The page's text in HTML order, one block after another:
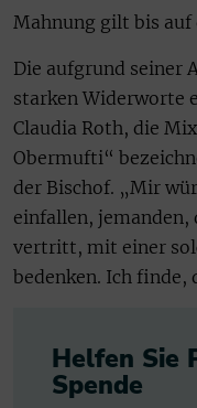
Mahnung gilt bis auf
Die aufgrund seiner
starken Widerworte
Claudia Roth, die
Obermufti“
der Bischof. „Mir
einfallen, jemanden,
vertritt, mit einer
bedenken. Ich finde,
Helfen Sie
Spende